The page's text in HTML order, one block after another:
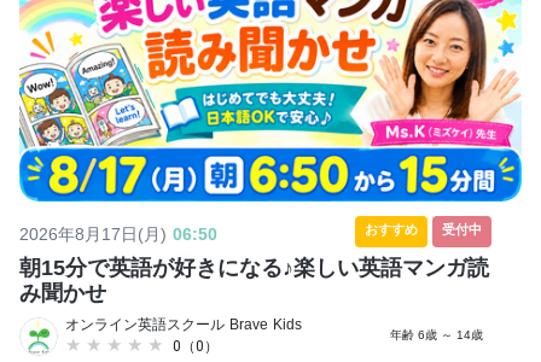
2026年8月17日(月) 06:50 おすすめ 受付中
朝15分で英語が好きになる♪楽しい英語マンガ読
み聞かせ
オンライン英語スクール Brave Kids
★★★★★
★★★★★ 0（0） 年齢 6歳 ～ 14歳